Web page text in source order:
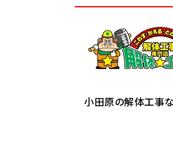
小田原の解体工事